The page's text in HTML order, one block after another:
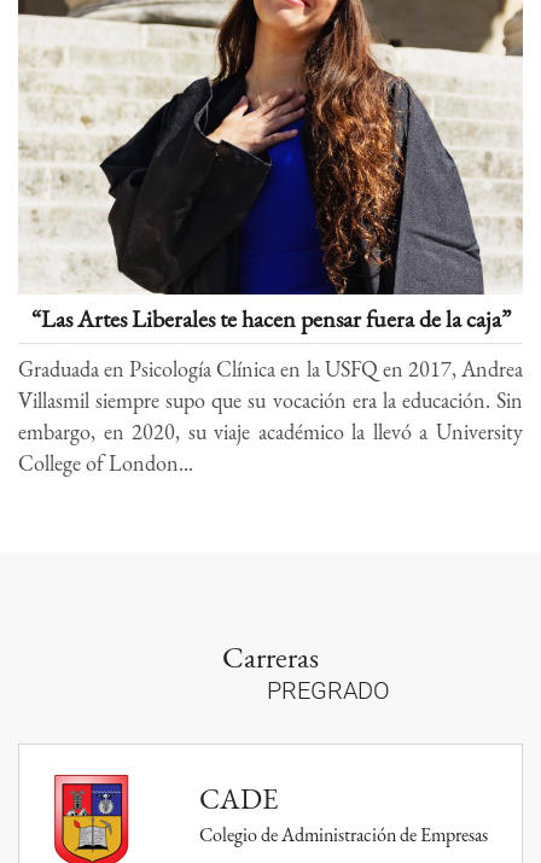
“Las Artes Liberales te hacen pensar fuera de la caja”
Graduada en Psicología Clínica en la USFQ en 2017, Andrea
Villasmil siempre supo que su vocación era la educación. Sin
embargo, en 2020, su viaje académico la llevó a University
College of London...
Carreras
PREGRADO
CADE
Colegio de Administración de Empresas